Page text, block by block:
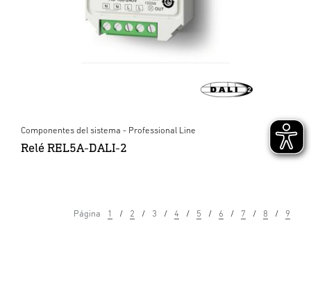
Componentes del sistema - Professional Line
Relé REL5A-DALI-2
Página 1 2 3 4 5 6 7 8 9